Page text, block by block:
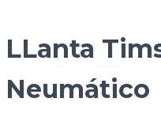
LLanta
Neumático